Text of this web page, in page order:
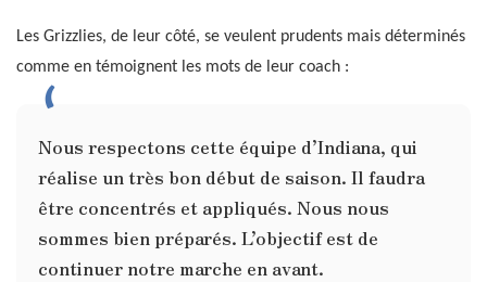
Les Grizzlies, de leur côté, se veulent prudents mais déterminés
comme en témoignent les mots de leur coach :
Nous respectons cette équipe d’Indiana, qui
réalise un très bon début de saison. Il faudra
être concentrés et appliqués. Nous nous
sommes bien préparés. L’objectif est de
continuer notre marche en avant.